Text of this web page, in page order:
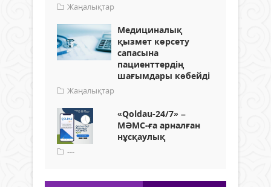
Жаңалықтар
Медициналық
қызмет көрсету
сапасына
пациенттердің
шағымдары көбейді
Жаңалықтар
«Qoldau-24/7» –
МӘМС-ға арналған
нұсқаулық
---